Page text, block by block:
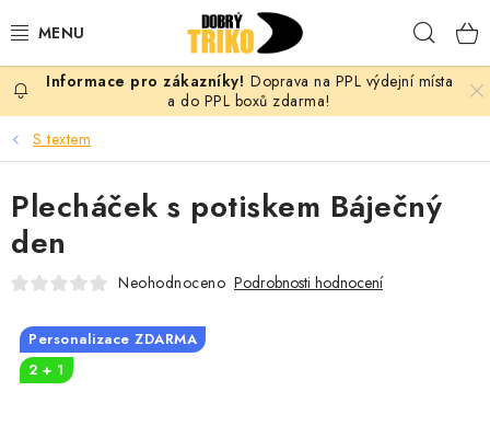
na
PRO ŽENY
PRO MUŽE
PRO DĚTI
PRO PÁRY
VLASTNÍ MOTIV
Doprava na PPL výdejní místa
a do PPL boxů zdarma!
S textem
Plecháček s potiskem Báječný
den
Neohodnoceno Podrobnosti hodnocení
Personalizace ZDARMA
2 + 1